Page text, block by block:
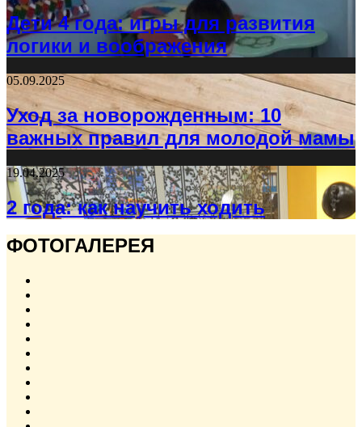
Дети 4 года: игры для развития
логики и воображения
05.09.2025
Уход за новорожденным: 10
важных правил для молодой мамы
19.04.2025
2 года: как научить ходить
ФОТОГАЛЕРЕЯ